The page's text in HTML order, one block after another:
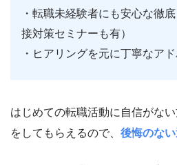
・転職未経験者にも安心な徹
接対策セミナーも有）
・ヒアリングを元に丁寧なア
はじめての転職活動に自信がな
をしてもらえるので、 後悔のな